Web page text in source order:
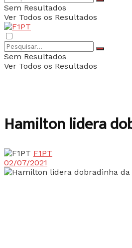
Sem Resultados
Ver Todos os Resultados
Sem Resultados
Ver Todos os Resultados
Hamilton lidera
F1PT
02/07/2021